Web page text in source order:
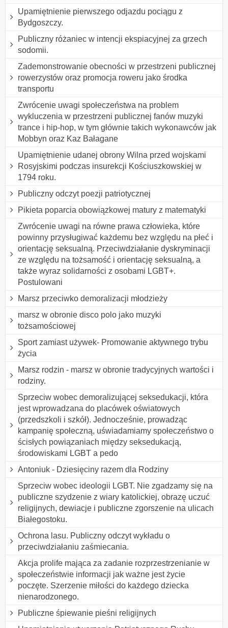
Upamiętnienie pierwszego odjazdu pociągu z
Bydgoszczy.
Publiczny różaniec w intencji ekspiacyjnej za grzech
sodomii.
Zademonstrowanie obecności w przestrzeni publicznej
rowerzystów oraz promocja roweru jako środka
transportu
Zwrócenie uwagi społeczeństwa na problem
wykluczenia w przestrzeni publicznej fanów muzyki
trance i hip-hop, w tym głównie takich wykonawców jak
Mobbyn oraz Kaz Bałagane
Upamiętnienie udanej obrony Wilna przed wojskami
Rosyjskimi podczas insurekcji Kościuszkowskiej w
1794 roku.
Publiczny odczyt poezji patriotycznej
Pikieta poparcia obowiązkowej matury z matematyki
Zwrócenie uwagi na równe prawa człowieka, które
powinny przysługiwać każdemu bez względu na płeć i
orientację seksualną. Przeciwdziałanie dyskryminacji
ze względu na tożsamość i orientację seksualną, a
także wyraz solidarności z osobami LGBT+.
Postulowani
Marsz przeciwko demoralizacji młodzieży
marsz w obronie disco polo jako muzyki
tożsamościowej
Sport zamiast używek- Promowanie aktywnego trybu
życia
Marsz rodzin - marsz w obronie tradycyjnych wartości i
rodziny.
Sprzeciw wobec demoralizującej seksedukacji, która
jest wprowadzana do placówek oświatowych
(przedszkoli i szkół). Jednocześnie, prowadząc
kampanię społeczną, uświadamiamy społeczeństwo o
ścisłych powiązaniach między seksedukacją,
środowiskami LGBT a pedo
Antoniuk - Dziesięciny razem dla Rodziny
Sprzeciw wobec ideologii LGBT. Nie zgadzamy się na
publiczne szydzenie z wiary katolickiej, obrazę uczuć
religijnych, dewiacje i publiczne zgorszenie na ulicach
Białegostoku.
Ochrona lasu. Publiczny odczyt wykładu o
przeciwdziałaniu zaśmiecania.
Akcja prolife mająca za zadanie rozprzestrzenianie w
społeczeństwie informacji jak ważne jest życie
poczęte. Szerzenie miłości do każdego dziecka
nienarodzonego.
Publiczne śpiewanie pieśni religijnych